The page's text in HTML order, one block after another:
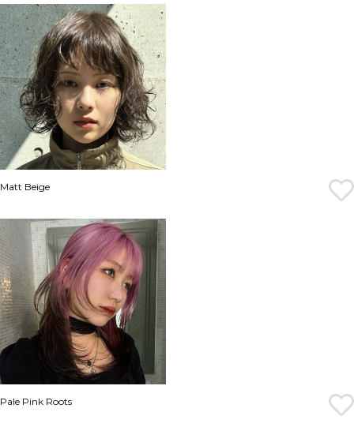
Matt Beige
Pale Pink Roots